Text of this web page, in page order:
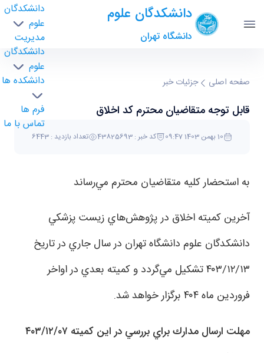
دانشکدگان علوم
دانشگاه تهران
دانشکدگان
علوم
مدیریت
دانشکدگان
علوم
دانشکده ها
فرم ها
تماس با ما
قابل توجه متقاضيان محترم كد اخلاق - science- صفحه اصلی جزئیات خبر
قابل توجه متقاضيان محترم كد اخلاق
10 بهمن 1403 09:47 کد خبر : 43825693 تعداد بازدید : 6443
به استحضار كليه متقاضيان محترم مي‌رساند
آخرين كميته اخلاق در پژوهش‌هاي زيست پزشكي
دانشكدگان علوم دانشگاه تهران در سال جاري در تاريخ
۱۳/‏۱۲/‏۴۰۳‬ تشكيل مي‌گردد و كميته بعدي در اواخر
فروردين ماه ۴۰۴ برگزار خواهد شد.